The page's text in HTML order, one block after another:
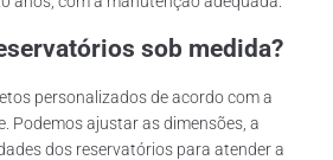
sob medida?
personalizados de acordo com a
Podemos ajustar as dimensões, a
dos reservatórios para atender a